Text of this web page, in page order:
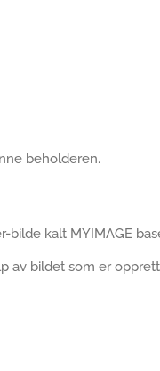
beholderen.
kalt MYIMAGE
av bildet som er